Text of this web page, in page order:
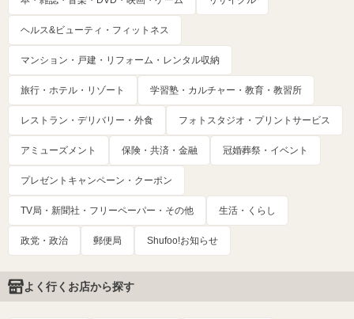
ヘルス&ビューティ・フィットネス
マンション・戸建・リフォーム・レンタル収納
旅行・ホテル・リゾート 学習塾・カルチャー・教育・教習所
レストラン・デリバリー・外食 フォトスタジオ・プリントサービス
アミューズメント 保険・共済・金融 冠婚葬祭・イベント
プレゼントキャンペーン・クーポン
TV局・新聞社・フリーペーパー・その他 生活・くらし
政党・政治 郵便局 Shufoo!お知らせ
よく行くお店から探す